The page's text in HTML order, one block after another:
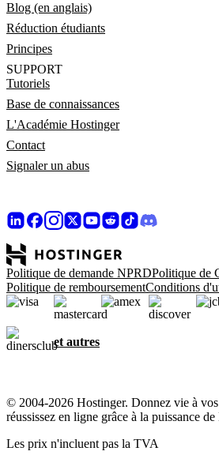
Blog (en anglais)
Réduction étudiants
Principes
SUPPORT
Tutoriels
Base de connaissances
L'Académie Hostinger
Contact
Signaler un abus
Politique de demande NPRDPolitique de
Politique de remboursementConditions
et autres
© 2004-2026 Hostinger. Donnez vie à
réussissez en ligne grâce à la puissance
Les prix n'incluent pas la TVA